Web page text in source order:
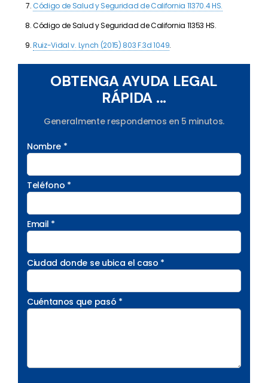
Código de Salud y Seguridad de California 11370.4 HS.
Código de Salud y Seguridad de California 11353 HS.
Ruiz-Vidal v. Lynch (2015) 803 F.3d 1049.
OBTENGA AYUDA LEGAL
RÁPIDA ...
Generalmente respondemos en 5 minutos.
Nombre *
Teléfono *
Email *
Ciudad donde se ubica el caso *
Cuéntanos que pasó *